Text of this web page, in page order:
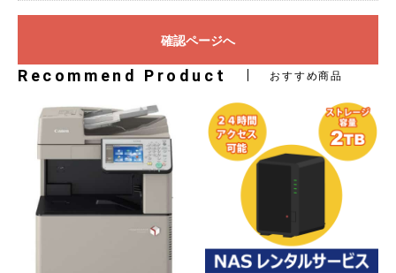
確認ページへ
Recommend Product おすすめ商品